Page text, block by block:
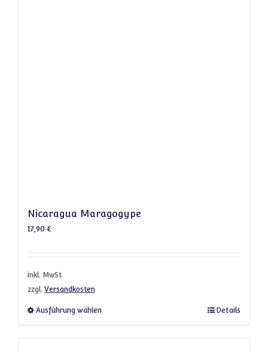
Nicaragua Maragogype
17,90 €
inkl. MwSt.
zzgl. Versandkosten
Ausführung wählen Dieses Produkt weist mehrere Varianten
Details